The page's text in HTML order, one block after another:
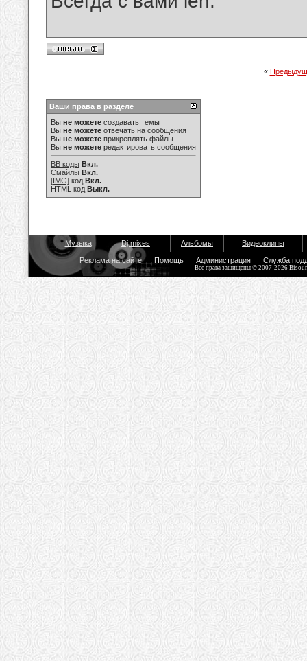
«
Ваши права в разделе
Вы не можете создавать темы
Вы не можете отвечать на сообщения
Вы не можете прикреплять файлы
Вы не можете редактировать сообщения
BB коды Вкл.
Смайлы Вкл.
[IMG] код Вкл.
HTML код Выкл.
Музыка Dj mixes Альбомы Видеоклипы
Реклама на сайте Помощь Администрация Служба
Все права защищены © 2007-2026